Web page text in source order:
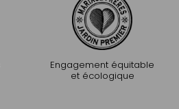
Engagement équitable
et écologique